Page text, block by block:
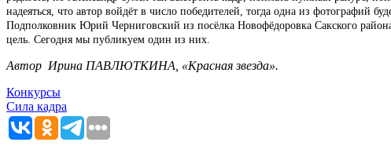
надеяться, что автор войдёт в число победителей, тогда одна из фотографий
Подполковник Юрий Черниговский из посёлка Новофёдоровка Сакского
цель. Сегодня мы публикуем один из них.
Автор Ирина ПАВЛЮТКИНА, «Красная звезда».
Конкурсы
Сила кадра